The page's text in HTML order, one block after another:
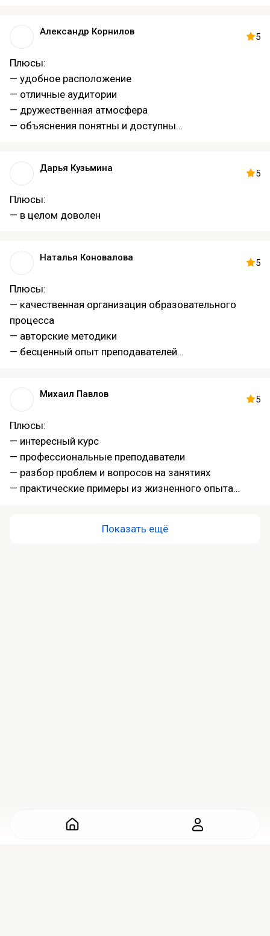
Александр Корнилов 5
Плюсы:
— удобное расположение
— отличные аудитории
— дружественная атмосфера
— объяснения понятны и доступны
Дарья Кузьмина 5
Плюсы:
— в целом доволен
Наталья Коновалова 5
Плюсы:
— качественная организация образовательного
процесса
— авторские методики
— бесценный опыт преподавателей
Михаил Павлов 5
Плюсы:
— интересный курс
— профессиональные преподаватели
— разбор проблем и вопросов на занятиях
— практические примеры из жизненного опыта
Показать ещё